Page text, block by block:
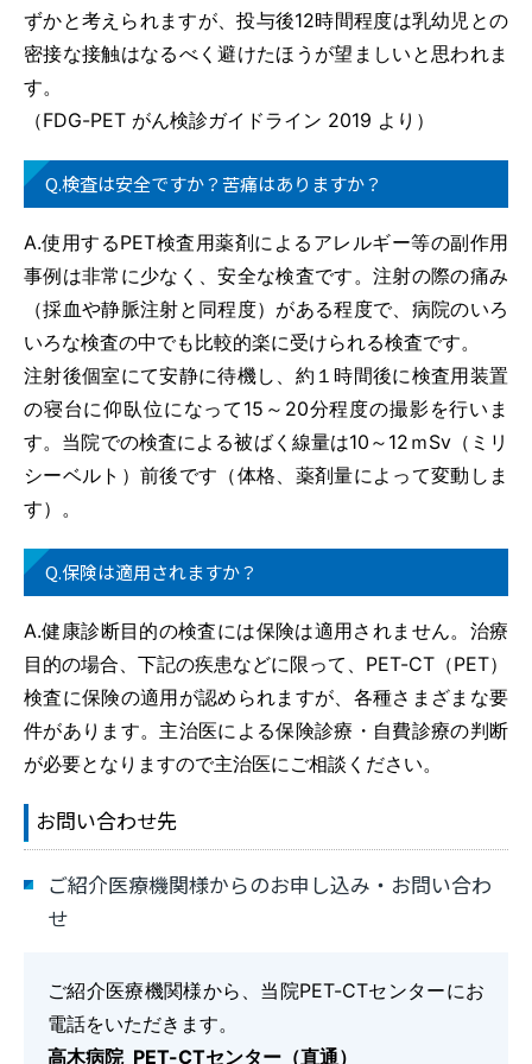
ずかと考えられますが、投与後12時間程度は乳幼児との
密接な接触はなるべく避けたほうが望ましいと思われま
す。
（FDG-PET がん検診ガイドライン 2019 より）
Q.検査は安全ですか？苦痛はありますか？
A.使用するPET検査用薬剤によるアレルギー等の副作用
事例は非常に少なく、安全な検査です。注射の際の痛み
（採血や静脈注射と同程度）がある程度で、病院のいろ
いろな検査の中でも比較的楽に受けられる検査です。
注射後個室にて安静に待機し、約１時間後に検査用装置
の寝台に仰臥位になって15～20分程度の撮影を行いま
す。当院での検査による被ばく線量は10～12ｍSv（ミリ
シーベルト）前後です（体格、薬剤量によって変動しま
す）。
Q.保険は適用されますか？
A.健康診断目的の検査には保険は適用されません。治療
目的の場合、下記の疾患などに限って、PET-CT（PET）
検査に保険の適用が認められますが、各種さまざまな要
件があります。主治医による保険診療・自費診療の判断
が必要となりますので主治医にご相談ください。
お問い合わせ先
ご紹介医療機関様からのお申し込み・お問い合わ
せ
ご紹介医療機関様から、当院PET-CTセンターにお
電話をいただきます。
高木病院 PET-CTセンター（直通）